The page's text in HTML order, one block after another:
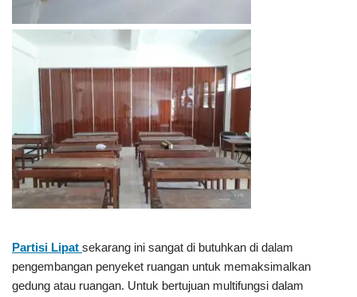
Partisi Lipat sekarang ini sangat di butuhkan di dalam
pengembangan penyeket ruangan untuk memaksimalkan
gedung atau ruangan. Untuk bertujuan multifungsi dalam